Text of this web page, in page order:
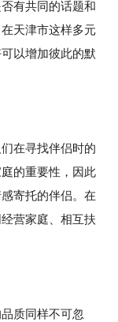
有共同的话题和
天津市这样多元
以增加彼此的默
在寻找伴侣时的
的重要性，因此
寄托的伴侣。在
营家庭、相互扶
质同样不可忽